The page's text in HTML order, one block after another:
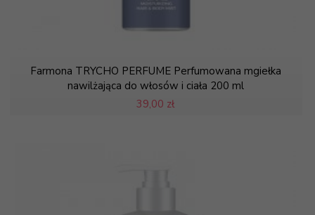
Farmona TRYCHO PERFUME Perfumowana mgiełka
nawilżająca do włosów i ciała 200 ml
39,00 zł